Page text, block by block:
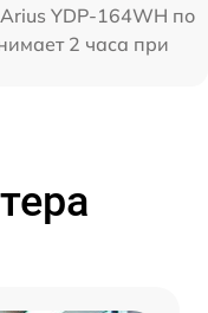
YDP-164WH по
2 часа при